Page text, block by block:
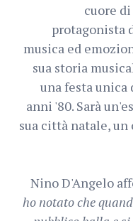
cuore
protagonista
musica ed
sua storia
una festa
anni '80. Sarà
sua città natale,
Nino D'Angelo
ho notato che